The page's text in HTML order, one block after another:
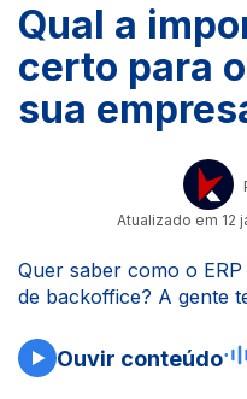
Qual a
certo para
sua
Atualizado em 12
Quer saber como o
de backoffice? A gente
Ouvir conteúdo